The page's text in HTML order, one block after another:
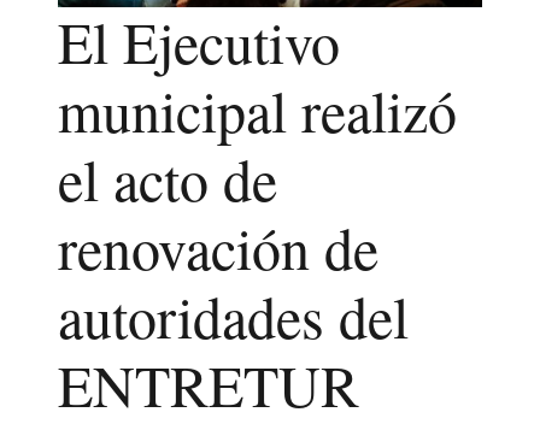
El Ejecutivo
municipal realizó
el acto de
renovación de
autoridades del
ENTRETUR